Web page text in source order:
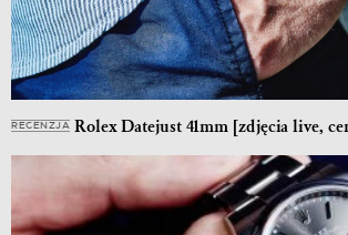
RECENZJA Rolex Datejust 41mm [zdjęcia live,